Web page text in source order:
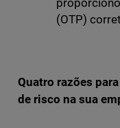
(OTP)
Quatro razões
de risco na sua